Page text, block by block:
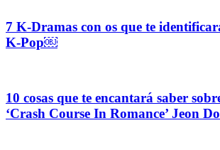
7 K-Dramas con os que te
K-Pop￼
10 cosas que te encantará saber
‘Crash Course In Romance’ Jeon